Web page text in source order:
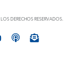
DERECHOS RESERVADOS.